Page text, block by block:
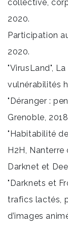
collective,
2020.
Participation
2020.
"VirusLand",
vulnérabilités
"Déranger :
Grenoble, 2018
"Habitabilité
H2H,
Darknet et
"Darknets et
trafics lactés,
d’images